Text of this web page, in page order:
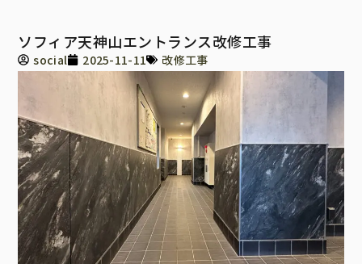
ソフィア天神山エントランス改修工事
social 2025-11-11 改修工事